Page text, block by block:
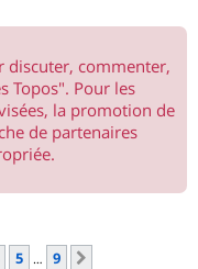
discuter, commenter,
Topos". Pour les
la promotion de
de partenaires
5 … 9